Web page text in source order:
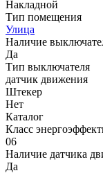
Накладной
Тип помещения
Улица
Наличие
Да
Тип выключателя
датчик движения
Штекер
Нет
Каталог
Класс
06
Наличие датчика
Да